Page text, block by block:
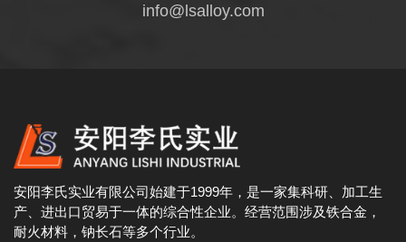
info@lsalloy.com
安阳李氏实业有限公司始建于1999年，是一家集科研、加工生
产、进出口贸易于一体的综合性企业。经营范围涉及铁合金，
耐火材料，钠长石等多个行业。